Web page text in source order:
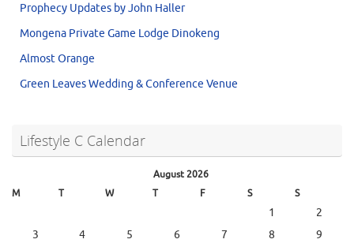
Prophecy Updates by John Haller
Mongena Private Game Lodge Dinokeng
Almost Orange
Green Leaves Wedding & Conference Venue
Lifestyle C Calendar
August 2026
M
T W T F S S
1
2
3
4 5 6 7 8
9